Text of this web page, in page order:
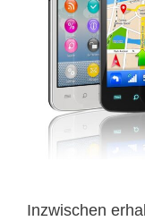
Inzwischen